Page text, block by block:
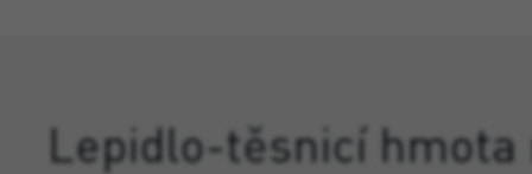
Lepidlo-těsnicí hmota